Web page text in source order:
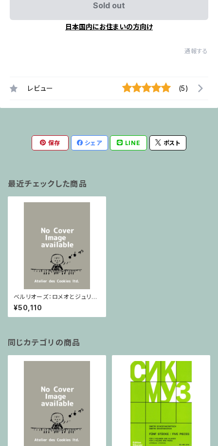
Sold out
日本国内にお住まいの方向け
通報する
レビュー (5)
保存 シェア LINE ポスト
最近チェックした商品
ベルリオーズ：ロメオとジュリエ
ット/フルスコア
¥50,110
同じカテゴリの商品